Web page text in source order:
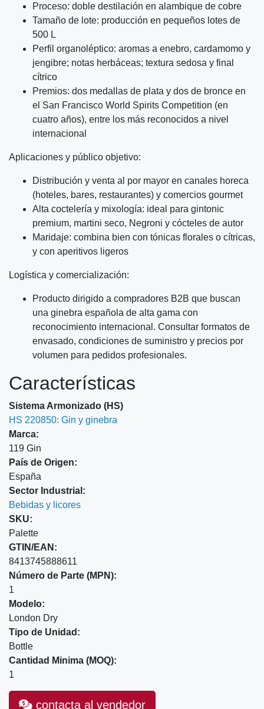
Proceso: doble destilación en alambique de cobre
Tamaño de lote: producción en pequeños lotes de
500 L
Perfil organoléptico: aromas a enebro, cardamomo y
jengibre; notas herbáceas; textura sedosa y final
cítrico
Premios: dos medallas de plata y dos de bronce en
el San Francisco World Spirits Competition (en
cuatro años), entre los más reconocidos a nivel
internacional
Aplicaciones y público objetivo:
Distribución y venta al por mayor en canales horeca
(hoteles, bares, restaurantes) y comercios gourmet
Alta coctelería y mixología: ideal para gintonic
premium, martini seco, Negroni y cócteles de autor
Maridaje: combina bien con tónicas florales o cítricas,
y con aperitivos ligeros
Logística y comercialización:
Producto dirigido a compradores B2B que buscan
una ginebra española de alta gama con
reconocimiento internacional. Consultar formatos de
envasado, condiciones de suministro y precios por
volumen para pedidos profesionales.
Características
Sistema Armonizado (HS)
HS 220850: Gin y ginebra
Marca:
119 Gin
País de Origen:
España
Sector Industrial:
Bebidas y licores
SKU:
Palette
GTIN/EAN:
8413745888611
Número de Parte (MPN):
1
Modelo:
London Dry
Tipo de Unidad:
Bottle
Cantidad Minima (MOQ):
1
contacta al vendedor